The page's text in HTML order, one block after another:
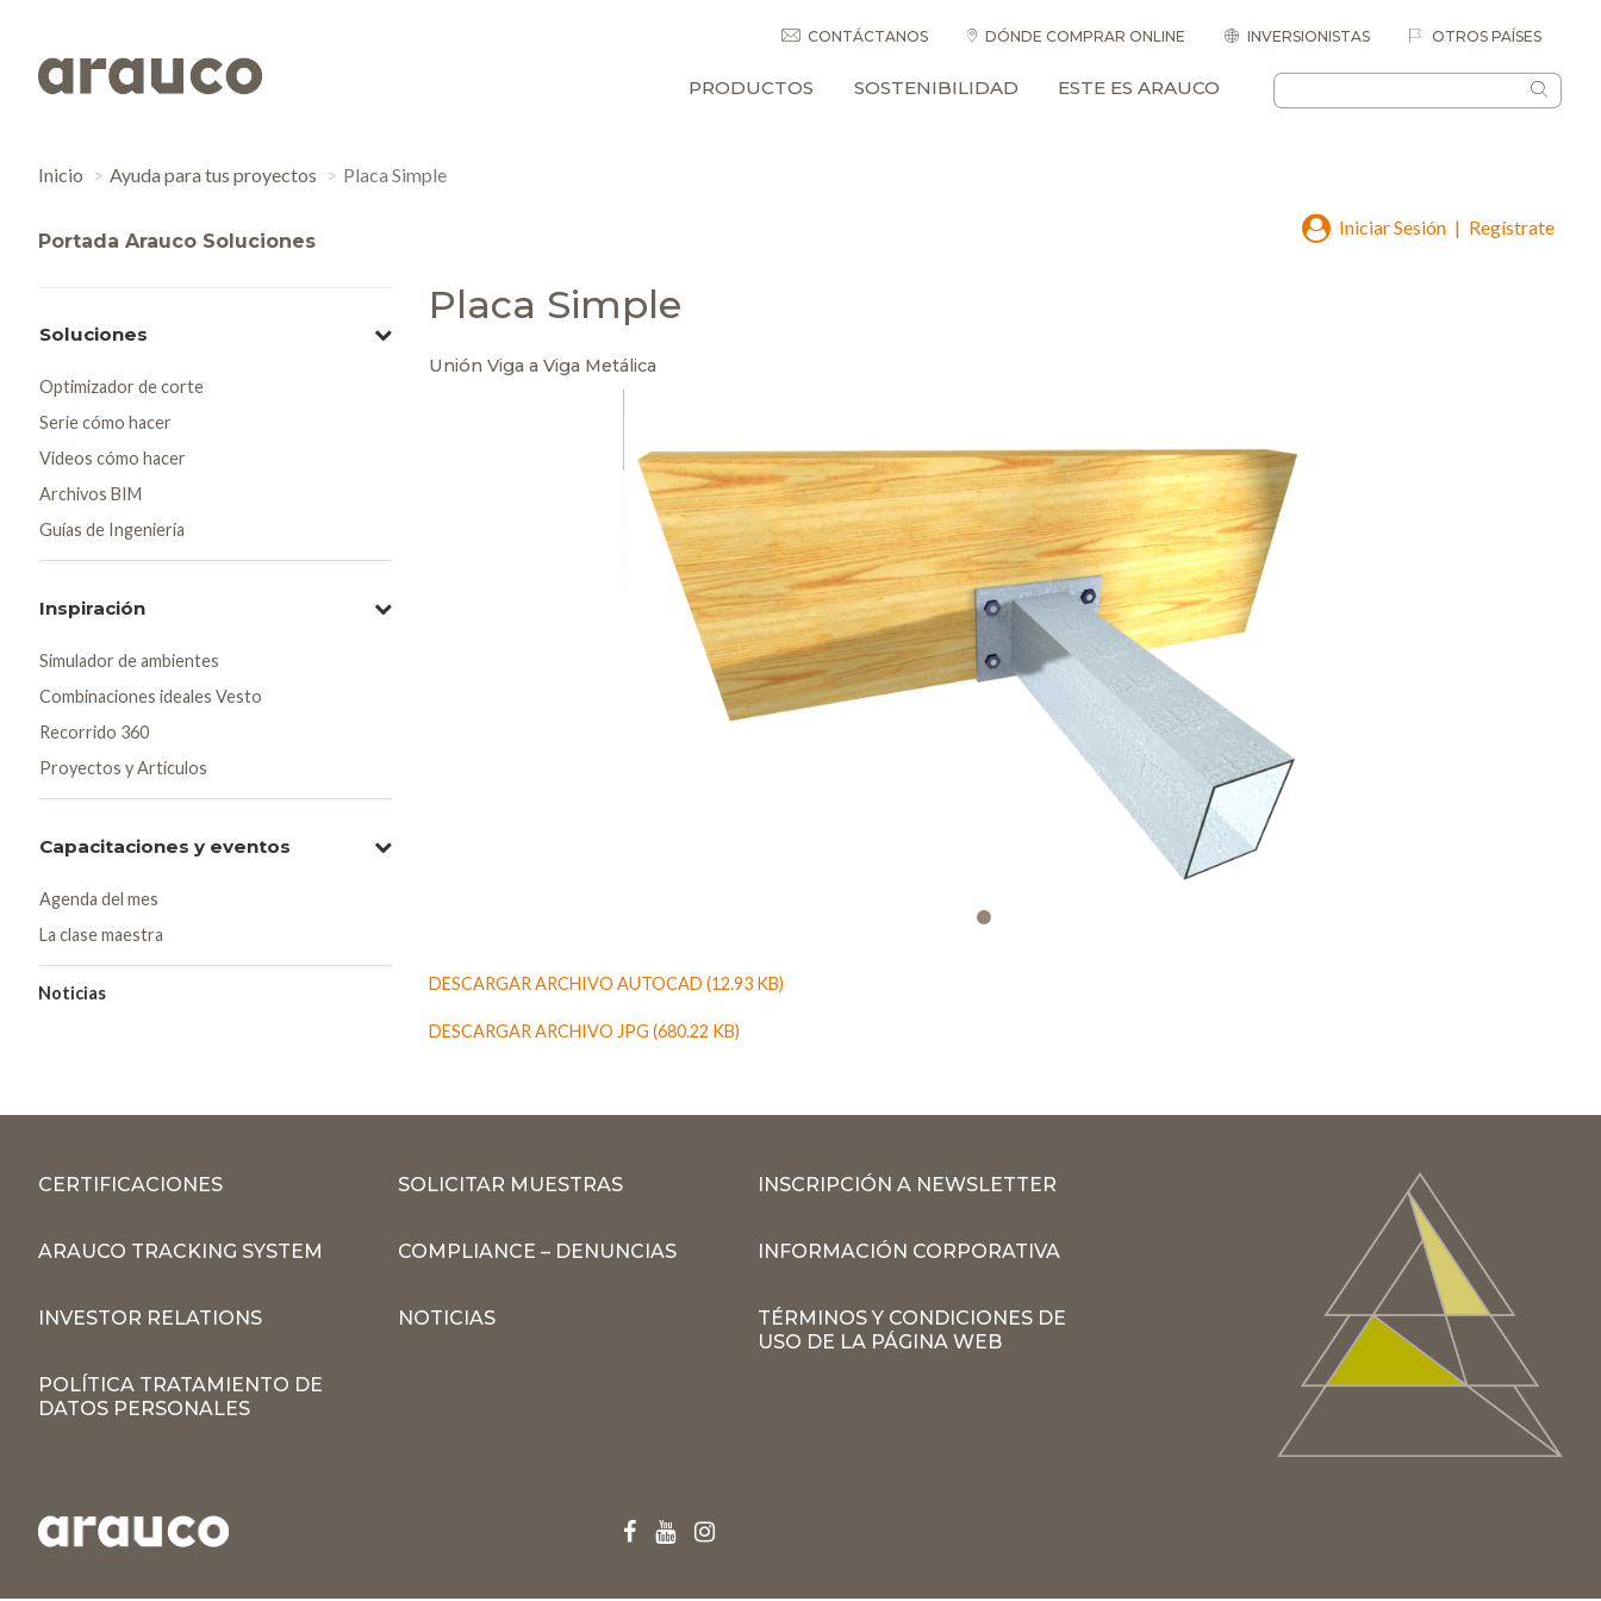
CONTÁCTANOS DÓNDE COMPRAR ONLINE INVERSIONISTAS OTROS PAÍSES
PRODUCTOS SOSTENIBILIDAD ESTE ES ARAUCO
Inicio Ayuda para tus proyectos Placa Simple
Portada Arauco Soluciones
Soluciones
Optimizador de corte
Serie cómo hacer
Videos cómo hacer
Archivos BIM
Guías de Ingeniería
Inspiración
Simulador de ambientes
Combinaciones ideales Vesto
Recorrido 360
Proyectos y Artículos
Capacitaciones y eventos
Agenda del mes
La clase maestra
Noticias
Iniciar Sesión | Regístrate
Placa Simple
Unión Viga a Viga Metálica
DESCARGAR ARCHIVO AUTOCAD (12.93 KB)
DESCARGAR ARCHIVO JPG (680.22 KB)
CERTIFICACIONES SOLICITAR MUESTRAS INSCRIPCIÓN A NEWSLETTER
ARAUCO TRACKING SYSTEM COMPLIANCE – DENUNCIAS INFORMACIÓN CORPORATIVA
INVESTOR RELATIONS NOTICIAS
TÉRMINOS Y CONDICIONES DE
USO DE LA PÁGINA WEB
POLÍTICA TRATAMIENTO DE
DATOS PERSONALES